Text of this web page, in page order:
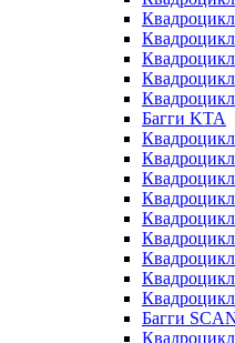
Багги KTA
Багги